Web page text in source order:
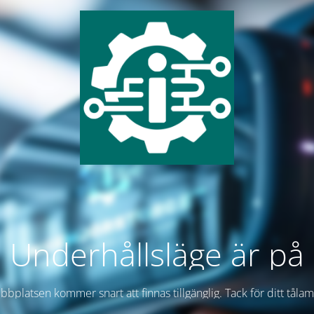
Underhållsläge är på
kommer snart att finnas tillgänglig. Tack för ditt